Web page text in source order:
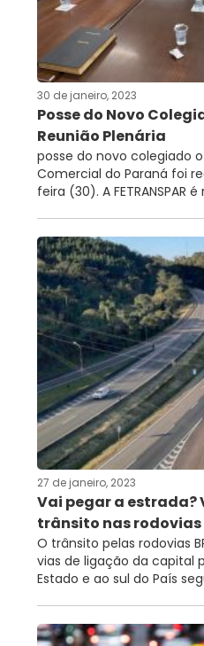
30 de janeiro, 2023
Posse do Novo
Reunião Plenária
posse do novo colegiado
Comercial do Paraná foi
feira (30). A FETRANSPAR
27 de janeiro, 2023
Vai pegar a estrada?
trânsito nas rodovias
O trânsito pelas rodovias
vias de ligação da capital
Estado e ao sul do País